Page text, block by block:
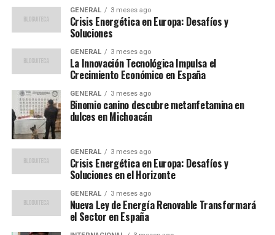
del 300% en el último año, según datos del mercado
energético. Este incremento ha llevado a un aumento en
los precios de la electricidad, afectando tanto a
consumidores como a empresas.
Opiniones de Expertos
Los expertos en energía advierten que la situación
actual es insostenible y que Europa debe diversificar sus
fuentes de energía. Según el analista energético Javier
López, “la crisis actual es un llamado de atención para
Europa. Necesitamos acelerar la transición hacia fuentes
de energía renovable y reducir nuestra dependencia de
las importaciones de gas.”
GENERAL 3 meses ago
Crisis Energética en Europa: Desafíos y
Soluciones
GENERAL 3 meses ago
La Innovación Tecnológica Impulsa el
Crecimiento Económico en España
GENERAL 3 meses ago
Binomio canino descubre metanfetamina en
dulces en Michoacán
GENERAL 3 meses ago
Crisis Energética en Europa: Desafíos y
Soluciones en el Horizonte
GENERAL 3 meses ago
Nueva Ley de Energía Renovable Transformará
el Sector en España